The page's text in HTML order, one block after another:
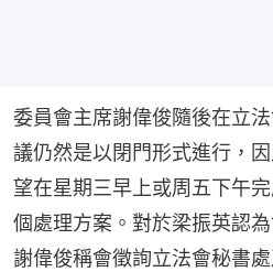
委員會主席謝偉俊隨後在立
議仍然是以閉門形式進行，
望在星期三早上或周五下午
個處理方案。對於梁振英認
謝偉俊稱會徵詢立法會秘書